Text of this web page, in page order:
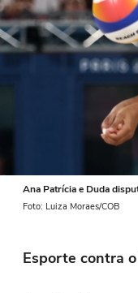
Ana Patrícia e Duda
Foto: Luiza Moraes/COB
Esporte contra